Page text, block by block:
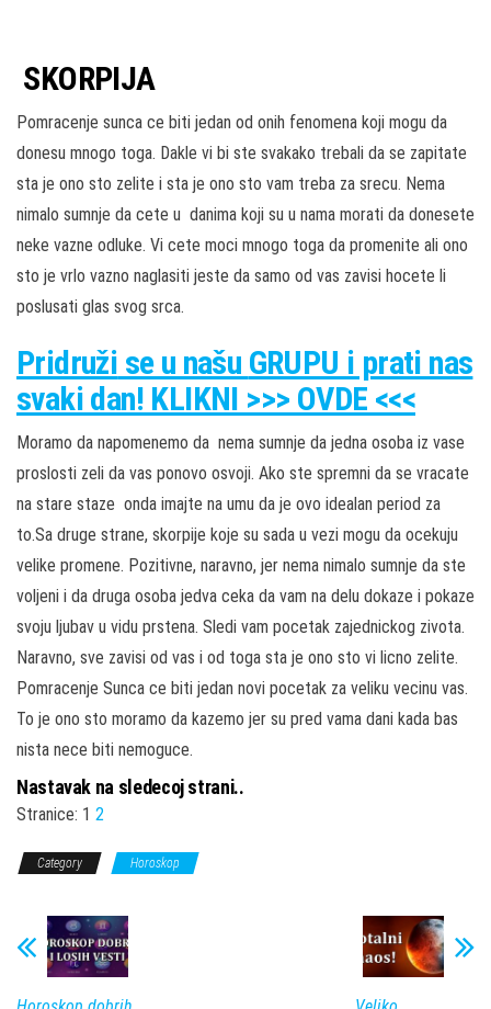
SKORPIJA
Pomracenje sunca ce biti jedan od onih fenomena koji mogu da
donesu mnogo toga. Dakle vi bi ste svakako trebali da se zapitate
sta je ono sto zelite i sta je ono sto vam treba za srecu. Nema
nimalo sumnje da cete u danima koji su u nama morati da donesete
neke vazne odluke. Vi cete moci mnogo toga da promenite ali ono
sto je vrlo vazno naglasiti jeste da samo od vas zavisi hocete li
poslusati glas svog srca.
Pridruži se u našu GRUPU i prati nas
svaki dan! KLIKNI >>> OVDE <<<
Moramo da napomenemo da nema sumnje da jedna osoba iz vase
proslosti zeli da vas ponovo osvoji. Ako ste spremni da se vracate
na stare staze onda imajte na umu da je ovo idealan period za
to.Sa druge strane, skorpije koje su sada u vezi mogu da ocekuju
velike promene. Pozitivne, naravno, jer nema nimalo sumnje da ste
voljeni i da druga osoba jedva ceka da vam na delu dokaze i pokaze
svoju ljubav u vidu prstena. Sledi vam pocetak zajednickog zivota.
Naravno, sve zavisi od vas i od toga sta je ono sto vi licno zelite.
Pomracenje Sunca ce biti jedan novi pocetak za veliku vecinu vas.
To je ono sto moramo da kazemo jer su pred vama dani kada bas
nista nece biti nemoguce.
Nastavak na sledecoj strani..
Stranice: 1 2
Category Horoskop